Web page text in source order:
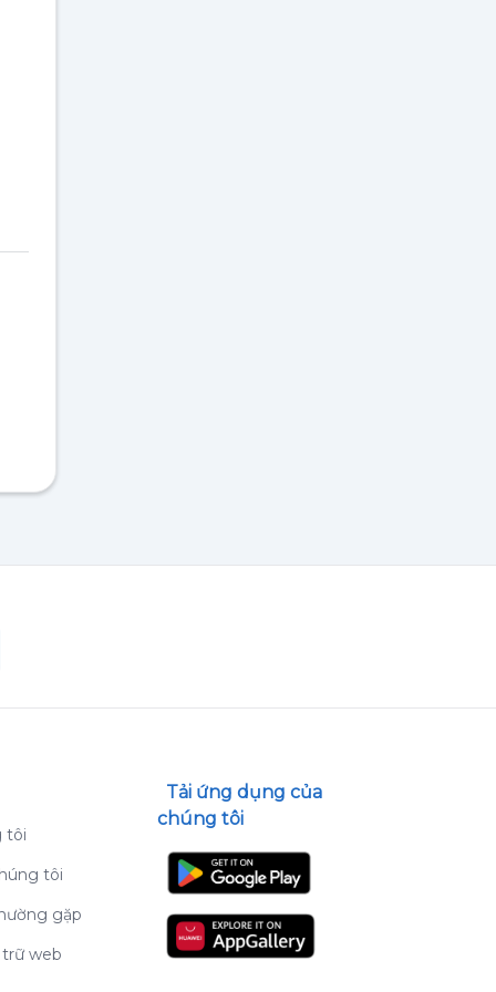
tôi
tôi
gặp
web
Tải ứng dụng của
chúng tôi